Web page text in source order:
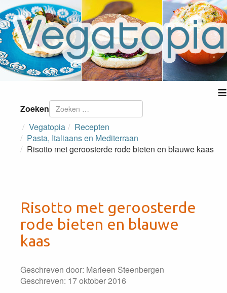
≡
Zoeken
Vegatopia
Recepten
Pasta, Italiaans en Mediterraan
Risotto met geroosterde rode bieten en blauwe kaas
Risotto met geroosterde
rode bieten en blauwe
kaas
Geschreven door: Marleen Steenbergen
Geschreven: 17 oktober 2016